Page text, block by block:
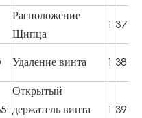
Расположение
Щипца
1 37
Удаление винта 1 38
Открытый
держатель винта
1 39